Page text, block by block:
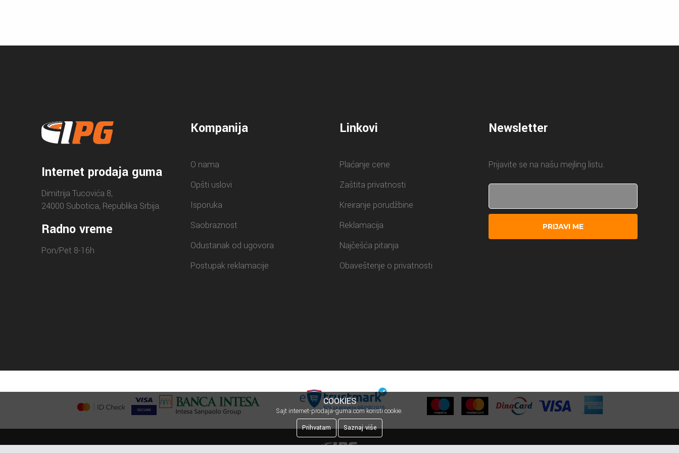
Internet prodaja guma
Dimitrija Tucovića 8,
24000 Subotica, Republika Srbija.
Radno vreme
Pon/Pet 8-16h
Kompanija
O nama
Opšti uslovi
Isporuka
Saobraznost
Odustanak od ugovora
Postupak reklamacije
Linkovi
Plaćanje cene
Zaštita privatnosti
Kreiranje porudžbine
Reklamacija
Najčešća pitanja
Obaveštenje o privatnosti
Newsletter
Prijavite se na našu mejling listu.
PRIJAVI ME
COOKIES
Sajt internet-prodaja-guma.com koristi cookie.
Prihvatam
Saznaj više